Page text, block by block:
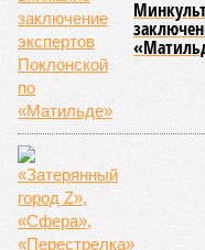
республики 15 млрд
развитие местной
Из слов Белозёрова и
вывод о том, что ОАО
деловой активностью, а
инвестировало, а
зарабатывало само, а
выходит, никак не
«Пока самая
поводу будущего